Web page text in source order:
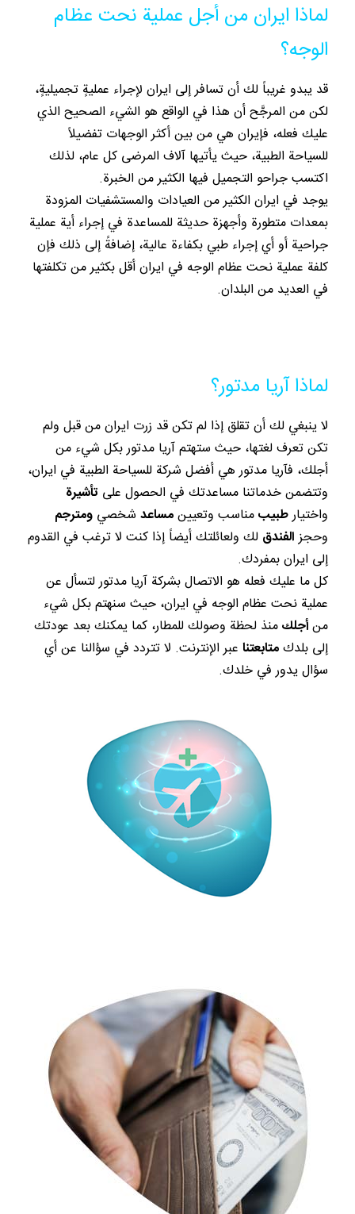
لماذا ايران من أجل عملية نحت عظام
الوجه؟
قد يبدو غريباً لك أن تسافر إلى ايران لإجراء عمليةٍ تجميليةٍ،
لكن من المرجَّح أن هذا في الواقع هو الشيء الصحيح الذي
عليك فعله، فإيران هي من بين أكثر الوجهات تفضيلاً
للسياحة الطبية، حيث يأتيها آلاف المرضى كل عام، لذلك
اكتسب جراحو التجميل فيها الكثير من الخبرة.
يوجد في ايران الكثير من العيادات والمستشفيات المزودة
بمعدات متطورة وأجهزة حديثة للمساعدة في إجراء أية عملية
جراحية أو أي إجراء طبي بكفاءة عالية، إضافةً إلى ذلك فإن
كلفة عملية نحت عظام الوجه في ايران أقل بكثير من تكلفتها
في العديد من البلدان.
لماذا آريا مدتور؟
لا ينبغي لك أن تقلق إذا لم تكن قد زرت ايران من قبل ولم
تكن تعرف لغتها، حيث ستهتم آريا مدتور بكل شيء من
أجلك، فآريا مدتور هي أفضل شركة للسياحة الطبية في ايران،
وتتضمن خدماتنا مساعدتك في الحصول على تأشيرة
واختيارطبيبمناسب وتعيينمساعدشخصي ومترجم
وحجزالفندق لك ولعائلتك أيضاً إذا كنت لا ترغب في القدوم
إلى ايران بمفردك.
كل ما عليك فعله هو الاتصال بشركة آريا مدتور لتسأل عن
عملية نحت عظام الوجه في ايران، حيث سنهتم بكل شيء
منأجلكمنذ لحظة وصولك للمطار، كما يمكنك بعد عودتك
إلى بلدكمتابعتناعبر الإنترنت. لا تتردد في سؤالنا عن أي
سؤال يدور في خلدك.